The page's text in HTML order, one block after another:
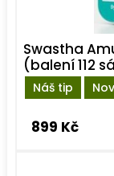
Náš tip
Swastha
(balení 112
899 Kč